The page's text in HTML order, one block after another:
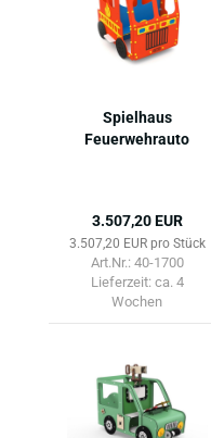
Spielhaus
Feuerwehrauto
3.507,20 EUR
3.507,20 EUR pro Stück
Art.Nr.: 40-1700
Lieferzeit: ca. 4
Wochen